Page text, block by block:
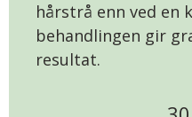
hårstrå enn ved en
behandlingen gir
resultat.